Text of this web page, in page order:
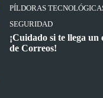
PÍLDORAS
SEGURIDAD
¡Cuidado si te llega un
de Correos!